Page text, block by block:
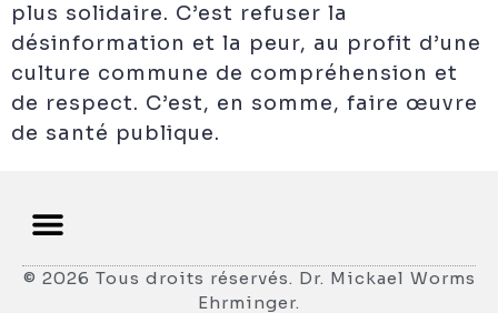
plus solidaire. C’est refuser la
désinformation et la peur, au profit d’une
culture commune de compréhension et
de respect. C’est, en somme, faire œuvre
de santé publique.
© 2026 Tous droits réservés. Dr. Mickael Worms
Ehrminger.